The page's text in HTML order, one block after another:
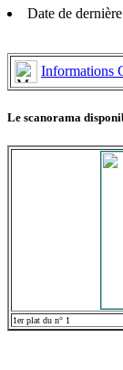
Date de
Informations
Le scanorama
1er plat du n° 1